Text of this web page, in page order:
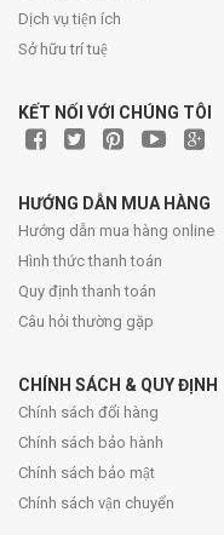
Dịch vụ tiện ích
Sở hữu trí tuệ
KẾT NỐI VỚI CHÚNG TÔI
HƯỚNG DẪN MUA HÀNG
Hướng dẫn mua hàng online
Hình thức thanh toán
Quy định thanh toán
Câu hỏi thường gặp
CHÍNH SÁCH & QUY ĐỊNH
Chính sách đổi hàng
Chính sách bảo hành
Chính sách bảo mật
Chính sách vận chuyển